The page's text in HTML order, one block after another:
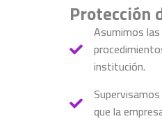
Protección
Asumimos
institución.
que la